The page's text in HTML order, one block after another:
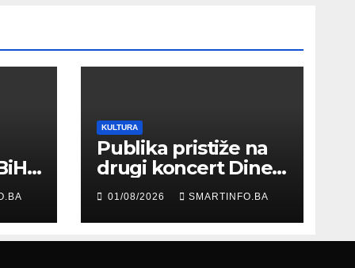
KULTURA
Publika pristiže na
drugi koncert Dine
Merlina na Koševu
01/08/2026 SMARTINFO.BA